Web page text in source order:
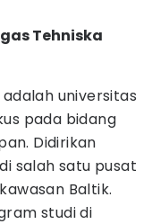
Tehniska
universitas
pada bidang
Didirikan
salah satu pusat
Baltik.
studi di